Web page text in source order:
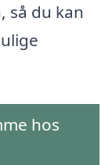
så du kan
hos